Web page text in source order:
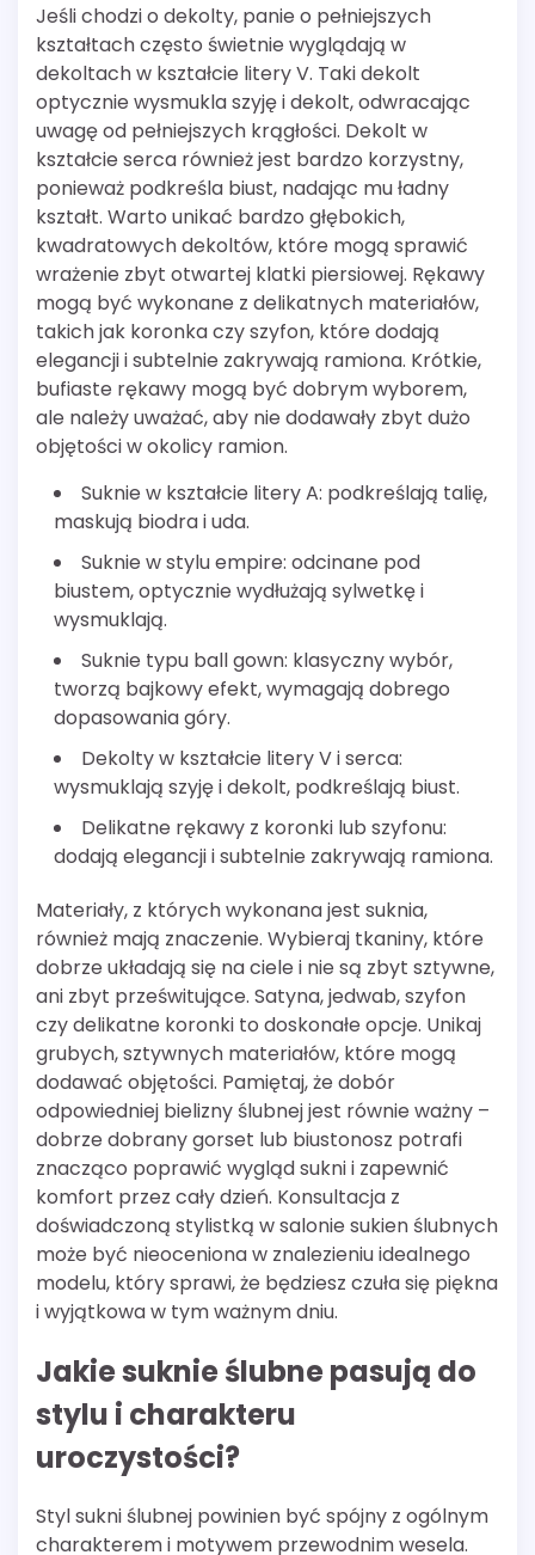
Jeśli chodzi o dekolty, panie o pełniejszych
kształtach często świetnie wyglądają w
dekoltach w kształcie litery V. Taki dekolt
optycznie wysmukla szyję i dekolt, odwracając
uwagę od pełniejszych krągłości. Dekolt w
kształcie serca również jest bardzo korzystny,
ponieważ podkreśla biust, nadając mu ładny
kształt. Warto unikać bardzo głębokich,
kwadratowych dekoltów, które mogą sprawić
wrażenie zbyt otwartej klatki piersiowej. Rękawy
mogą być wykonane z delikatnych materiałów,
takich jak koronka czy szyfon, które dodają
elegancji i subtelnie zakrywają ramiona. Krótkie,
bufiaste rękawy mogą być dobrym wyborem,
ale należy uważać, aby nie dodawały zbyt dużo
objętości w okolicy ramion.
Suknie w kształcie litery A: podkreślają talię,
maskują biodra i uda.
Suknie w stylu empire: odcinane pod
biustem, optycznie wydłużają sylwetkę i
wysmuklają.
Suknie typu ball gown: klasyczny wybór,
tworzą bajkowy efekt, wymagają dobrego
dopasowania góry.
Dekolty w kształcie litery V i serca:
wysmuklają szyję i dekolt, podkreślają biust.
Delikatne rękawy z koronki lub szyfonu:
dodają elegancji i subtelnie zakrywają ramiona.
Materiały, z których wykonana jest suknia,
również mają znaczenie. Wybieraj tkaniny, które
dobrze układają się na ciele i nie są zbyt sztywne,
ani zbyt prześwitujące. Satyna, jedwab, szyfon
czy delikatne koronki to doskonałe opcje. Unikaj
grubych, sztywnych materiałów, które mogą
dodawać objętości. Pamiętaj, że dobór
odpowiedniej bielizny ślubnej jest równie ważny –
dobrze dobrany gorset lub biustonosz potrafi
znacząco poprawić wygląd sukni i zapewnić
komfort przez cały dzień. Konsultacja z
doświadczoną stylistką w salonie sukien ślubnych
może być nieoceniona w znalezieniu idealnego
modelu, który sprawi, że będziesz czuła się piękna
i wyjątkowa w tym ważnym dniu.
Jakie suknie ślubne pasują do
stylu i charakteru
uroczystości?
Styl sukni ślubnej powinien być spójny z ogólnym
charakterem i motywem przewodnim wesela.